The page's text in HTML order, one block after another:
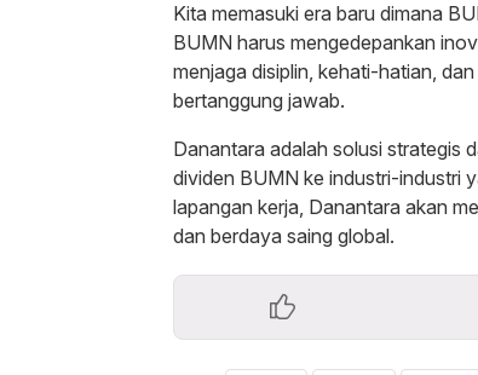
Kita memasuki era baru dimana
BUMN harus mengedepankan
menjaga disiplin, kehati-hatian,
bertanggung jawab.
Danantara adalah solusi strategis
dividen BUMN ke industri-industri
lapangan kerja, Danantara akan
dan berdaya saing global.